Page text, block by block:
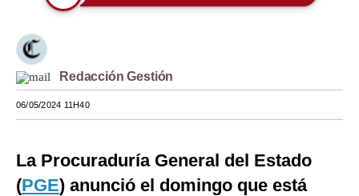
Tendencias
Lujo
Estilos
Redacción Gestión
06/05/2024 11H40
La Procuraduría General del Estado
(PGE) anunció el domingo que está